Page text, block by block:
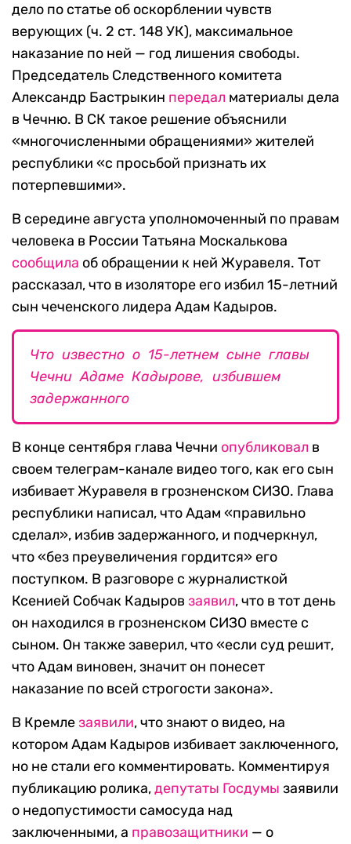
дело по статье об оскорблении чувств
верующих (ч. 2 ст. 148 УК), максимальное
наказание по ней — год лишения свободы.
Председатель Следственного комитета
Александр Бастрыкин передал материалы дела
в Чечню. В СК такое решение объяснили
«многочисленными обращениями» жителей
республики «с просьбой признать их
потерпевшими».
В середине августа уполномоченный по правам
человека в России Татьяна Москалькова
сообщила об обращении к ней Журавеля. Тот
рассказал, что в изоляторе его избил 15-летний
сын чеченского лидера Адам Кадыров.
Что известно о 15-летнем сыне главы
Чечни Адаме Кадырове, избившем
задержанного
В конце сентября глава Чечни опубликовал в
своем телеграм-канале видео того, как его сын
избивает Журавеля в грозненском СИЗО. Глава
республики написал, что Адам «правильно
сделал», избив задержанного, и подчеркнул,
что «без преувеличения гордится» его
поступком. В разговоре с журналисткой
Ксенией Собчак Кадыров заявил, что в тот день
он находился в грозненском СИЗО вместе с
сыном. Он также заверил, что «если суд решит,
что Адам виновен, значит он понесет
наказание по всей строгости закона».
В Кремлезаявили, что знают о видео, на
котором Адам Кадыров избивает заключенного,
но не стали его комментировать. Комментируя
публикацию ролика,депутаты Госдумы заявили
о недопустимости самосуда над
заключенными, а правозащитники — о